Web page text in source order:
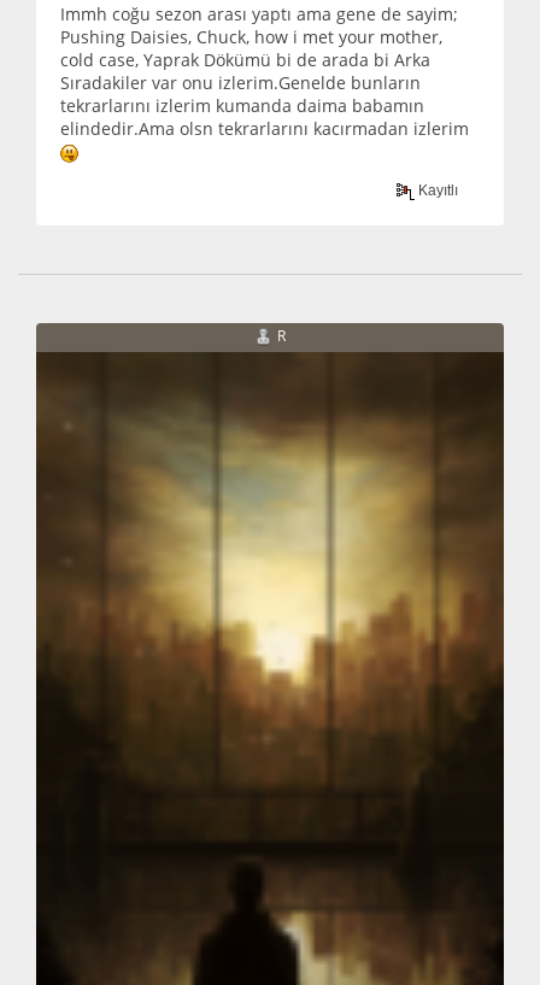
Immh coğu sezon arası yaptı ama gene de sayim;
Pushing Daisies, Chuck, how i met your mother,
cold case, Yaprak Dökümü bi de arada bi Arka
Sıradakiler var onu izlerim.Genelde bunların
tekrarlarını izlerim kumanda daima babamın
elindedir.Ama olsn tekrarlarını kacırmadan izlerim
Kayıtlı
R